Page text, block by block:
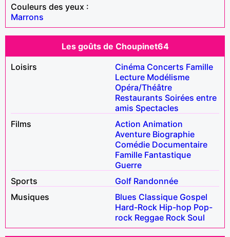
Couleurs des yeux :
Marrons
Les goûts de Choupinet64
Loisirs
Cinéma Concerts Famille
Lecture Modélisme
Opéra/Théâtre
Restaurants Soirées entre
amis Spectacles
Films
Action Animation
Aventure Biographie
Comédie Documentaire
Famille Fantastique
Guerre
Sports
Golf Randonnée
Musiques
Blues Classique Gospel
Hard-Rock Hip-hop Pop-
rock Reggae Rock Soul